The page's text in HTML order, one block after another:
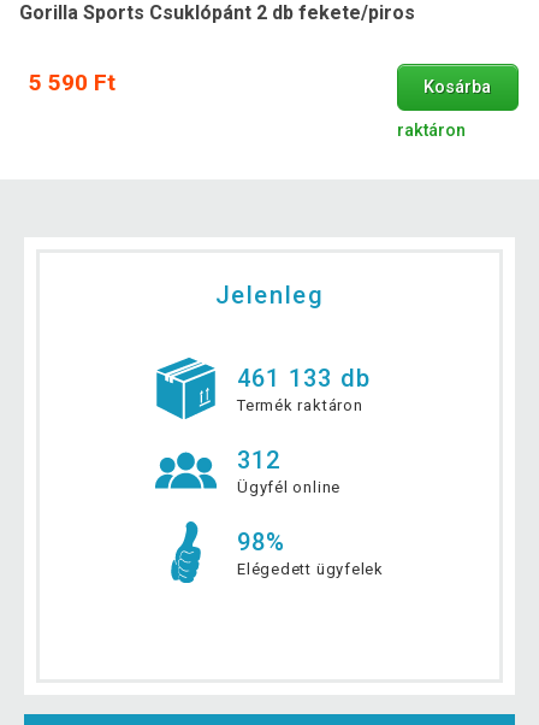
Gorilla Sports Csuklópánt 2 db fekete/piros
5 590 Ft Kosárba
raktáron
Jelenleg
461 133 db
Termék raktáron
312
Ügyfél online
98%
Elégedett ügyfelek